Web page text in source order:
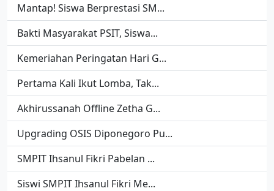
Mantap! Siswa Berprestasi SM...
Bakti Masyarakat PSIT, Siswa...
Kemeriahan Peringatan Hari G...
Pertama Kali Ikut Lomba, Tak...
Akhirussanah Offline Zetha G...
Upgrading OSIS Diponegoro Pu...
SMPIT Ihsanul Fikri Pabelan ...
Siswi SMPIT Ihsanul Fikri Me...